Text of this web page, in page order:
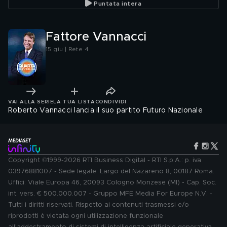
Puntata intera
Fattore Vannacci
15 giu | Rete 4
VAI ALLA SERIE LA TUA LISTA CONDIVIDI
Roberto Vannacci lancia il suo partito Futuro Nazionale
Copyright ©1999-2026 RTI Business Digital - RTI S.p.A.: p. iva
03976881007 - Sede legale: Largo del Nazareno 8, 00187 Roma.
Uffici: Viale Europa 46, 20093 Cologno Monzese (MI) - Cap. Soc.
int. vers. € 500.000.007 - Gruppo MFE Media For Europe N.V. -
Tutti i diritti riservati. Rispetto ai contenuti trasmessi e/o
riprodotti è vietata ogni utilizzazione funzionale